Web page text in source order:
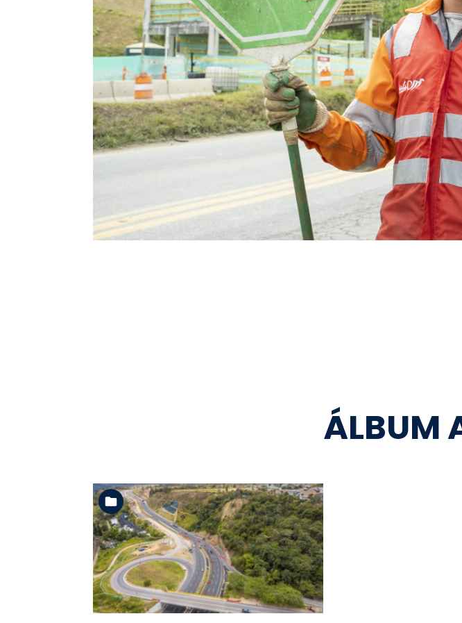
ÁLBUM
Ver la carpeta